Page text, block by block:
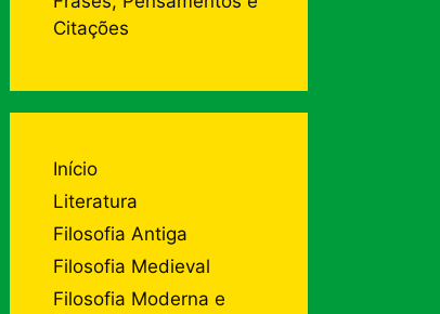
Citações
Início
Literatura
Filosofia Antiga
Filosofia Medieval
Filosofia Moderna e